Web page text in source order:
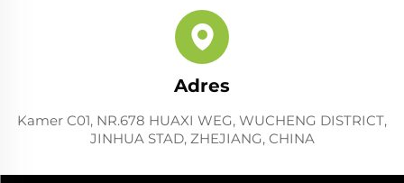
Adres
Kamer C01, NR.678 HUAXI WEG, WUCHENG DISTRICT,
JINHUA STAD, ZHEJIANG, CHINA